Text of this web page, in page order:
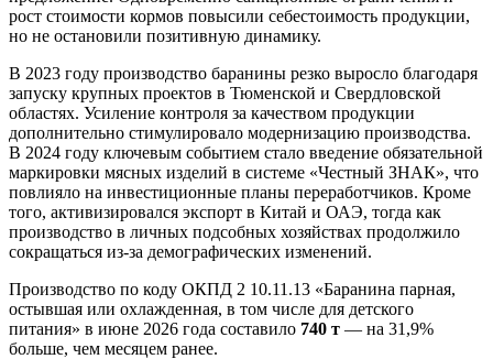
рост стоимости кормов повысили себестоимость продукции,
но не остановили позитивную динамику.
В 2023 году производство баранины резко выросло благодаря
запуску крупных проектов в Тюменской и Свердловской
областях. Усиление контроля за качеством продукции
дополнительно стимулировало модернизацию производства.
В 2024 году ключевым событием стало введение обязательной
маркировки мясных изделий в системе «Честный ЗНАК», что
повлияло на инвестиционные планы переработчиков. Кроме
того, активизировался экспорт в Китай и ОАЭ, тогда как
производство в личных подсобных хозяйствах продолжило
сокращаться из-за демографических изменений.
Производство по коду ОКПД 2 10.11.13 «Баранина парная,
остывшая или охлажденная, в том числе для детского
питания» в июне 2026 года составило 740 т — на 31,9%
больше, чем месяцем ранее.